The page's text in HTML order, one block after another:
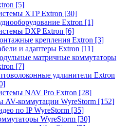
[5]
XTP Extron [30]
Extron [1]
DXP Extron [6]
крепления Extron [3]
и адаптеры Extron [11]
матричные коммутаторы
[7]
удлинители Extron
NAV Pro Extron [28]
AV-коммутации WyreStorm [152]
по IP WyreStorm [35]
WyreStorm [30]